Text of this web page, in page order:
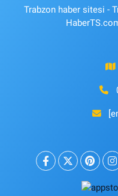
Trabzon haber sitesi -